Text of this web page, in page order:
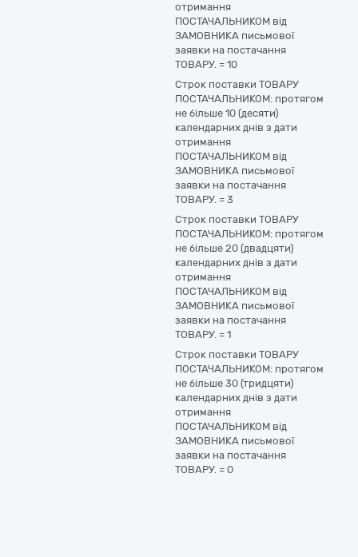
отримання
ПОСТАЧАЛЬНИКОМ від
ЗАМОВНИКА письмової
заявки на постачання
ТОВАРУ.= 10
Строк поставки ТОВАРУ
ПОСТАЧАЛЬНИКОМ: протягом
не більше 10 (десяти)
календарних днів з дати
отримання
ПОСТАЧАЛЬНИКОМ від
ЗАМОВНИКА письмової
заявки на постачання
ТОВАРУ.= 3
Строк поставки ТОВАРУ
ПОСТАЧАЛЬНИКОМ: протягом
не більше 20 (двадцяти)
календарних днів з дати
отримання
ПОСТАЧАЛЬНИКОМ від
ЗАМОВНИКА письмової
заявки на постачання
ТОВАРУ.= 1
Строк поставки ТОВАРУ
ПОСТАЧАЛЬНИКОМ: протягом
не більше 30 (тридцяти)
календарних днів з дати
отримання
ПОСТАЧАЛЬНИКОМ від
ЗАМОВНИКА письмової
заявки на постачання
ТОВАРУ.= 0